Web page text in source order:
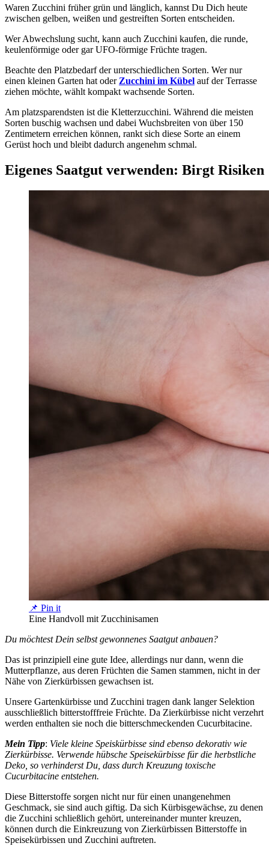
Waren Zucchini früher grün und länglich, kannst Du Dich heute
zwischen gelben, weißen und gestreiften Sorten entscheiden.
Wer Abwechslung sucht, kann auch Zucchini kaufen, die runde,
keulenförmige oder gar UFO-förmige Früchte tragen.
Beachte den Platzbedarf der unterschiedlichen Sorten. Wer nur
einen kleinen Garten hat oderZucchini im Kübel auf der Terrasse
ziehen möchte, wählt kompakt wachsende Sorten.
Am platzsparendsten ist die Kletterzucchini. Während die meisten
Sorten buschig wachsen und dabei Wuchsbreiten von über 150
Zentimetern erreichen können, rankt sich diese Sorte an einem
Gerüst hoch und bleibt dadurch angenehm schmal.
Eigenes Saatgut verwenden: Birgt Risiken
📌 Pin it
Eine Handvoll mit Zucchinisamen
Du möchtest Dein selbst gewonnenes Saatgut anbauen?
Das ist prinzipiell eine gute Idee, allerdings nur dann, wenn die
Mutterpflanze, aus deren Früchten die Samen stammen, nicht in der
Nähe von Zierkürbissen gewachsen ist.
Unsere Gartenkürbisse und Zucchini tragen dank langer Selektion
ausschließlich bitterstofffreie Früchte. Da Zierkürbisse nicht verzehrt
werden enthalten sie noch die bitterschmeckenden Cucurbitacine.
Mein Tipp: Viele kleine Speiskürbisse sind ebenso dekorativ wie
Zierkürbisse. Verwende hübsche Speisekürbisse für die herbstliche
Deko, so verhinderst Du, dass durch Kreuzung toxische
Cucurbitacine entstehen.
Diese Bitterstoffe sorgen nicht nur für einen unangenehmen
Geschmack, sie sind auch giftig. Da sich Kürbisgewächse, zu denen
die Zucchini schließlich gehört, untereinander munter kreuzen,
können durch die Einkreuzung von Zierkürbissen Bitterstoffe in
Speisekürbissen und Zucchini auftreten.